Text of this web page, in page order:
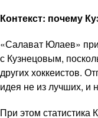
Контекст: почему
«Салават Юлаев»
с Кузнецовым,
других хоккеистов.
идея не из лучших, и
При этом